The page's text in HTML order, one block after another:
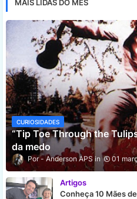
MAIS LIDAS DO MÊS
CURIOSIDADES
“Tip Toe Through the
da medo
Anderson APS 01
Artigos
Conheça 10 Mães